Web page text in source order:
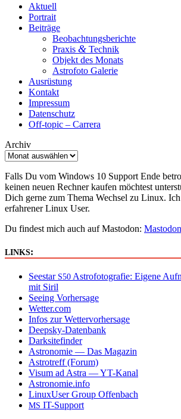
Aktuell
Portrait
Beiträge
Beobachtungsberichte
Praxis & Technik
Objekt des Monats
Astrofoto Galerie
Ausrüstung
Kontakt
Impressum
Datenschutz
Off-topic – Carrera
Archiv
Falls Du vom Windows 10 Support Ende
keinen neuen Rechner kaufen möchtest
Dich gerne zum Thema Wechsel zu Linux.
erfahrener Linux User.
Du findest mich auch auf Mastodon: Mastodon
LINKS:
Seestar S50Astrofotografie: Eigene
mit Siril
Seeing Vorhersage
Wetter.com
Infos zur Wettervorhersage
Deepsky-Datenbank
Darksitefinder
Astronomie — Das Magazin
Astrotreff (Forum)
Visum ad Astra — YT-Kanal
Astronomie.info
LinuxUser Group Offenbach
MS IT-Support